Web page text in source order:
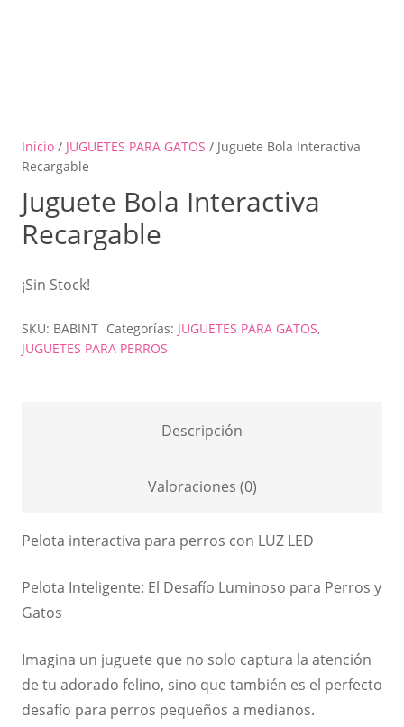
Inicio / JUGUETES PARA GATOS / Juguete Bola Interactiva
Recargable
Juguete Bola Interactiva
Recargable
¡Sin Stock!
SKU: BABINT Categorías: JUGUETES PARA GATOS,
JUGUETES PARA PERROS
Descripción
Valoraciones (0)
Pelota interactiva para perros con LUZ LED
Pelota Inteligente: El Desafío Luminoso para Perros y
Gatos
Imagina un juguete que no solo captura la atención
de tu adorado felino, sino que también es el perfecto
desafío para perros pequeños a medianos.